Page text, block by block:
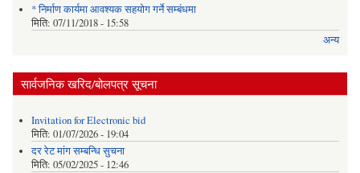
* निर्माण कार्यमा आवश्यक सहयोग गर्ने सम्बंधमा
मिति: 07/11/2018 - 15:58
अन्य
सार्वजनिक खरिद/बोलपत्र सूचना
Invitation for Electronic bid
मिति: 01/07/2026 - 19:04
दर रेट मांग सम्बन्धि सुचना
मिति: 05/02/2025 - 12:46